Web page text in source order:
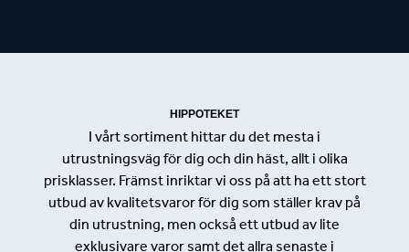
HIPPOTEKET
I vårt sortiment hittar du det mesta i
utrustningsväg för dig och din häst, allt i olika
prisklasser. Främst inriktar vi oss på att ha ett stort
utbud av kvalitetsvaror för dig som ställer krav på
din utrustning, men också ett utbud av lite
exklusivare varor samt det allra senaste i